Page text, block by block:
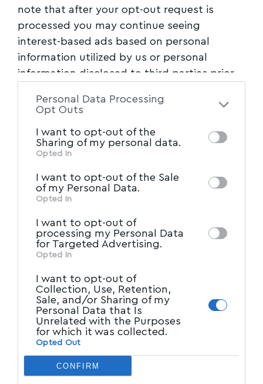
note that after your opt-out request is
processed you may continue seeing
interest-based ads based on personal
information utilized by us or personal
information disclosed to third parties prior
of the further disclosure of your personal
of downstream participants. This
information may also be disclosed by us to
Participantsthat may further disclose it to
other third parties.
Personal Data Processing
Opt Outs
I want to opt-out of the
Sharing of my personal data.
Opted In
I want to opt-out of the Sale
of my Personal Data.
Opted In
I want to opt-out of
processing my Personal Data
for Targeted Advertising.
Opted In
I want to opt-out of
Collection, Use, Retention,
Sale, and/or Sharing of my
Personal Data that Is
Unrelated with the Purposes
for which it was collected.
Opted Out
CONFIRM
ένας καθηγητής φτάνει να πιάσει δουλειά σε
ηλικία 37 ετών, δεν θα μπορέσει να πάρει
σύνταξη στα 62 με 40 χρόνια ένσημα, όπως
απαιτεί το δικό μαςασφαλιστικό. “Φοβάμαι
Ελλάδα είναι δυσοίωνο”, προέβλεψε.
Ακολουθήστε το myvolos.net στο
τις ειδήσεις.
Ακολουθήστε μας στο επίσημο κανάλι
του Myvolos.net στο Youtube
TAGGED: ΑΣΦΑΛΙΣΤΙΚΟ, ΒΟΛΟΣ,ΔΗΜΟΣΙΟΙ_ΥΠΑΛΛΗΛΟΙ
ΕΡΓΑΣΙΑ